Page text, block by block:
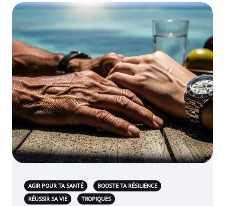
AGIR POUR TA SANTÉ
BOOSTE TA RÉSILIENCE
RÉUSSIR SA VIE
TROPIQUES